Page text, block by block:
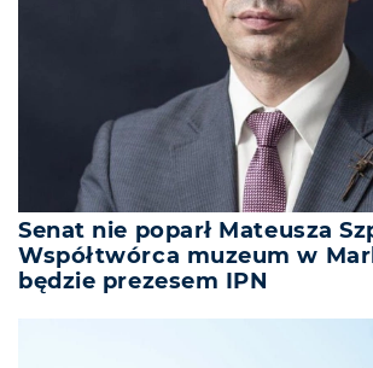
Senat nie poparł Mateusza
Współtwórca muzeum w
będzie prezesem IPN